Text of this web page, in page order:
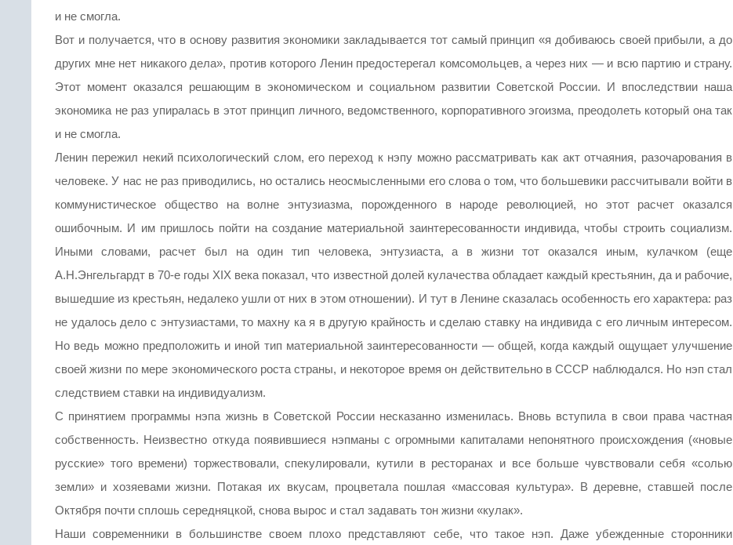
и не смогла.
Вот и получается, что в основу развития экономики закладывается тот самый принцип «я добиваюсь своей прибыли, а до
других мне нет никакого дела», против которого Ленин предостерегал комсомольцев, а через них — и всю партию и страну.
Этот момент оказался решающим в экономическом и социальном развитии Советской России. И впоследствии наша
экономика не раз упиралась в этот принцип личного, ведомственного, корпоративного эгоизма, преодолеть который она так
и не смогла.
Ленин пережил некий психологический слом, его переход к нэпу можно рассматривать как акт отчаяния, разочарования в
человеке. У нас не раз приводились, но остались неосмысленными его слова о том, что большевики рассчитывали войти в
коммунистическое общество на волне энтузиазма, порожденного в народе революцией, но этот расчет оказался
ошибочным. И им пришлось пойти на создание материальной заинтересованности индивида, чтобы строить социализм.
Иными словами, расчет был на один тип человека, энтузиаста, а в жизни тот оказался иным, кулачком (еще
А.Н.Энгельгардт в 70-е годы XIX века показал, что известной долей кулачества обладает каждый крестьянин, да и рабочие,
вышедшие из крестьян, недалеко ушли от них в этом отношении). И тут в Ленине сказалась особенность его характера: раз
не удалось дело с энтузиастами, то махну ка я в другую крайность и сделаю ставку на индивида с его личным интересом.
Но ведь можно предположить и иной тип материальной заинтересованности — общей, когда каждый ощущает улучшение
своей жизни по мере экономического роста страны, и некоторое время он действительно в СССР наблюдался. Но нэп стал
следствием ставки на индивидуализм.
С принятием программы нэпа жизнь в Советской России несказанно изменилась. Вновь вступила в свои права частная
собственность. Неизвестно откуда появившиеся нэпманы с огромными капиталами непонятного происхождения («новые
русские» того времени) торжествовали, спекулировали, кутили в ресторанах и все больше чувствовали себя «солью
земли» и хозяевами жизни. Потакая их вкусам, процветала пошлая «массовая культура». В деревне, ставшей после
Октября почти сплошь середняцкой, снова вырос и стал задавать тон жизни «кулак».
Наши современники в большинстве своем плохо представляют себе, что такое нэп. Даже убежденные сторонники